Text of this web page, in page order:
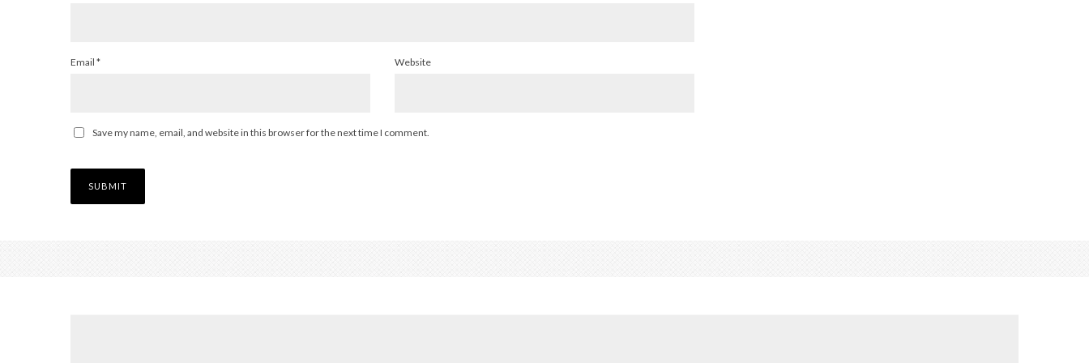
Email * Website
Save my name, email, and website in this browser for the next time I comment.